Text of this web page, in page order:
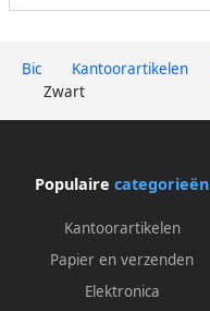
Bic Kantoorartikelen
Zwart
Populaire categorieën
Kantoorartikelen
Papier en verzenden
Elektronica